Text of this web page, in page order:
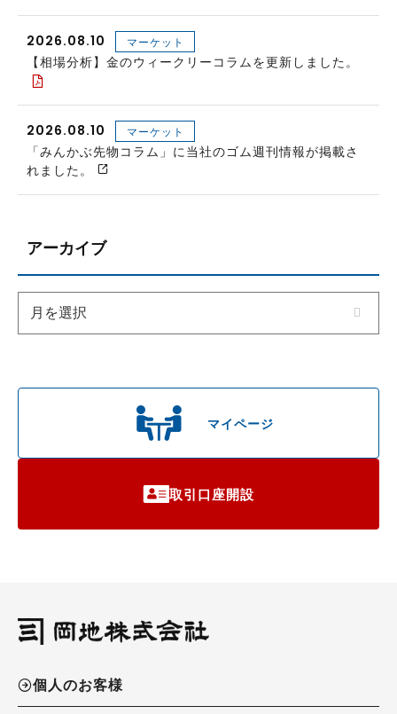
マイページ
取引口座開設
2026.08.10 マーケット
【相場分析】金のウィークリーコラムを更新しました。
2026.08.10 マーケット
「みんかぶ先物コラム」に当社のゴム週刊情報が掲載さ
れました。
アーカイブ
個人のお客様